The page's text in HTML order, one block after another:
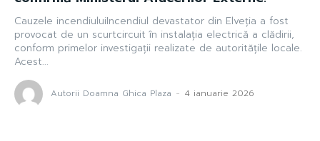
Cauzele incendiuluiIncendiul devastator din Elveția a fost
provocat de un scurtcircuit în instalația electrică a clădirii,
conform primelor investigații realizate de autoritățile locale.
Acest...
Autorii Doamna Ghica Plaza - 4 ianuarie 2026